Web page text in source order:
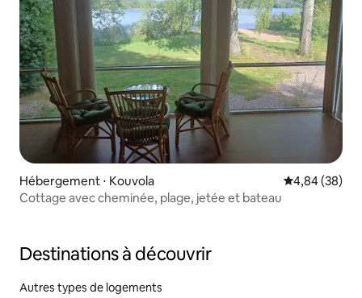
Hébergement ⋅ Kouvola Évaluation
4,84 (38)
Cottage avec cheminée, plage, jetée et bateau
Destinations à découvrir
Autres types de logements